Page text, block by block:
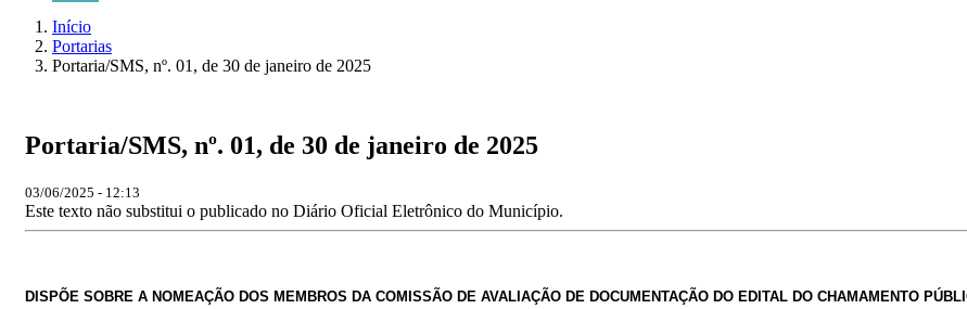
Início
Portarias
Portaria/SMS, nº. 01, de 30 de janeiro de 2025
Portaria/SMS, nº. 01, de 30 de janeiro de 2025
03/06/2025 - 12:13
Este texto não substitui o publicado no Diário Oficial Eletrônico do Município.
DISPÕE SOBRE A NOMEAÇÃO DOS MEMBROS DA COMISSÃO DE AVALIAÇÃO DE DOCUMENTAÇÃO DO EDITAL DO CHAMAMENTO